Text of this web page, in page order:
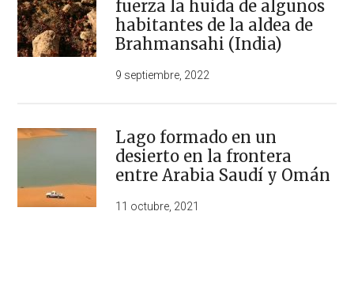
fuerza la huida de algunos
habitantes de la aldea de
Brahmansahi (India)
9 septiembre, 2022
Lago formado en un
desierto en la frontera
entre Arabia Saudí y Omán
11 octubre, 2021